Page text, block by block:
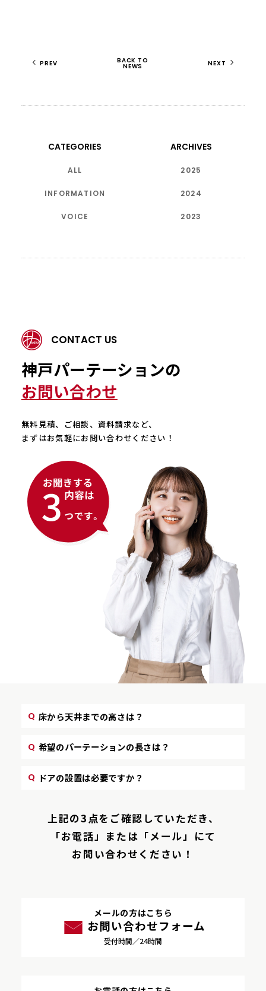
PREV BACK TO
NEWS NEXT
CATEGORIES
ALL
INFORMATION
VOICE
ARCHIVES
2025
2024
2023
CONTACT US
神戸パーテーションの
お問い合わせ
無料見積、ご相談、資料請求など、
まずはお気軽にお問い合わせください！
床から天井までの高さは？
希望のパーテーションの長さは？
ドアの設置は必要ですか？
上記の3点をご確認していただき、
「お電話」または「メール」にて
お問い合わせください！
メールの方はこちら
お問い合わせフォーム
受付時間／24時間